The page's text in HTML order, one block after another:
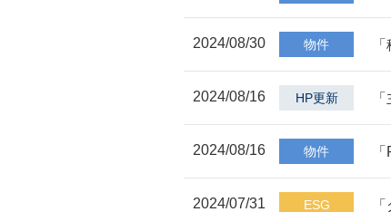
2024/08/30 物件
2024/08/16 HP更新
2024/08/16 物件
2024/07/31 ESG